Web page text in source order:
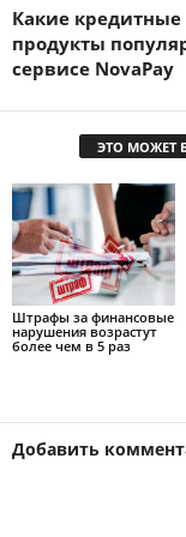
Какие кредитные
продукты
сервисе NovaPay
ЭТО МОЖЕТ
Штрафы за финансовые
нарушения возрастут
более чем в 5 раз
Добавить